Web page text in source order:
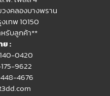
งคลองบางพราน
เทพ 10150
รับลูกค้า**
ย :
0420
9622
4676